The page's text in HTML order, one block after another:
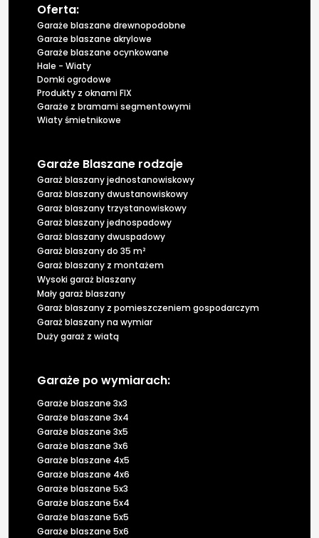
Oferta:
Garaże blaszane drewnopodobne
Garaże blaszane akrylowe
Garaże blaszane ocynkowane
Hale - Wiaty
Domki ogrodowe
Produkty z oknami FIX
Garaże z bramami segmentowymi
Wiaty śmietnikowe
Garaże Blaszane rodzaje
Garaż blaszany jednostanowiskowy
Garaż blaszany dwustanowiskowy
Garaż blaszany trzystanowiskowy
Garaż blaszany jednospadowy
Garaż blaszany dwuspadowy
Garaż blaszany do 35 m²
Garaż blaszany z montażem
Wysoki garaż blaszany
Mały garaż blaszany
Garaż blaszany z pomieszczeniem gospodarczym
Garaż blaszany na wymiar
Duży garaż z wiatą
Garaże po wymiarach:
Garaże blaszane 3x3
Garaże blaszane 3x4
Garaże blaszane 3x5
Garaże blaszane 3x6
Garaże blaszane 4x5
Garaże blaszane 4x6
Garaże blaszane 5x3
Garaże blaszane 5x4
Garaże blaszane 5x5
Garaże blaszane 5x6